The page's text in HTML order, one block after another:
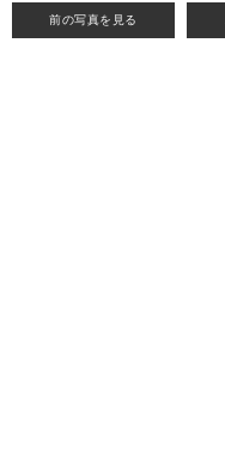
前の写真を見る